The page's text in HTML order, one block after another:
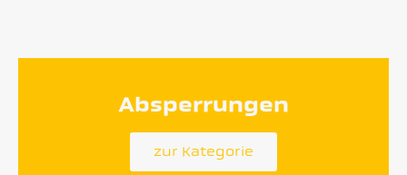
Absperrungen
zur Kategorie